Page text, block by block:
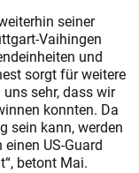
seiner
Vaihingen
und
sorgt für weitere
sehr, dass wir
konnten. Da
sein kann, werden
US-Guard
betont Mai.